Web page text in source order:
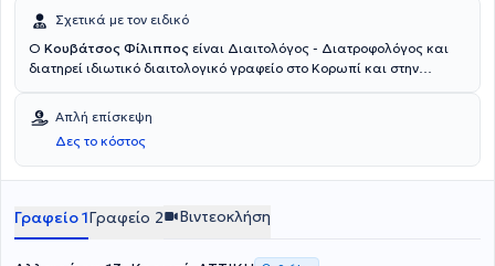
Σχετικά με τον ειδικό
Ο Κουβάτσος Φίλιππος είναι Διαιτολόγος - Διατροφολόγος και
διατηρεί ιδιωτικό διαιτολογικό γραφείο στο Κορωπί και στην
Εναλλακτικών Θεραπειών MTS στη Λαμία και του του Διατροφικού
Κέντρου του Δήμου Παλαιού Φαλήρου, ενώ παρακολουθεί
περιστατικά εξ αποστάσεως σε όλη την Ελλάδα (Σύρος, Θήβα,
Κρήτη, Βόλο, Λαμία) και στο εξωτερικό (Κύπρος, Αμερική, Ντουμπάι,
Χαροκόπειο Πανεπιστήμιο και έχει εκπαιδευτεί στη Δυτική και
Κινεζική βοτανοθεραπεία, στην Ιπποκράτειο Διατροφή αλλά και στο
Απλή επίσκεψη
Δες το κόστος
Γραφείο 1Γραφείο 2 Βιντεοκλήση